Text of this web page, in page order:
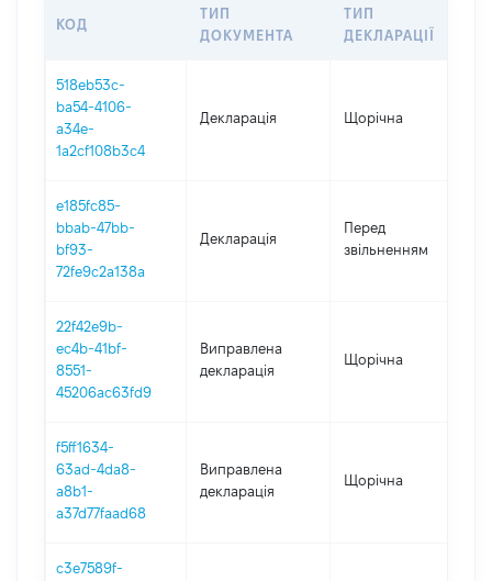
КОД
ТИП
ДОКУМЕНТА
ТИП
ДЕКЛАРАЦІЇ
518eb53c-
ba54-4106-
a34e-
1a2cf108b3c4
Декларація Щорічна
e185fc85-
bbab-47bb-
bf93-
72fe9c2a138a
Декларація
Перед
звільненням
22f42e9b-
ec4b-41bf-
8551-
45206ac63fd9
Виправлена
декларація
Щорічна
f5ff1634-
63ad-4da8-
a8b1-
a37d77faad68
Виправлена
декларація
Щорічна
c3e7589f-